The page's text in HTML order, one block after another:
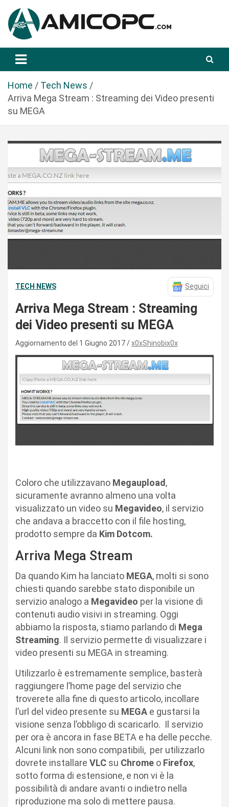
a
Amicopc.com
Home
Tech News
Arriva Mega Stream : Streaming dei Video presenti
su MEGA
TECH NEWS Seguici
Arriva Mega Stream : Streaming
dei Video presenti su MEGA
Aggiornamento del 1 Giugno 2017 x0xShinobix0x
Coloro che utilizzavano Megaupload ,
sicuramente avranno almeno una volta
visualizzato un video su Megavideo, il servizio
che andava a braccetto con il file hosting,
prodotto sempre da Kim Dotcom.
Arriva Mega Stream
Da quando Kim ha lanciato MEGA, molti si sono
chiesti quando sarebbe stato disponibile un
servizio analogo a Megavideo per la visione di
contenuti audio visivi in streaming. Oggi
abbiamo la risposta, stiamo parlando di Mega
Streaming. Il servizio permette di visualizzare i
video presenti su MEGA in streaming.
Utilizzarlo è estremamente semplice, basterà
raggiungere l’home page del servizio che
troverete alla fine di questo articolo, incollare
l’url del video presente su MEGA e gustarsi la
visione senza l’obbligo di scaricarlo. Il servizio
per ora è ancora in fase BETA e ha delle pecche.
Alcuni link non sono compatibili, per utilizzarlo
dovrete installare VLC su Chrome o Firefox,
sotto forma di estensione, e non vi è la
possibilità di andare avanti o indietro nella
riproduzione ma solo di mettere pausa.